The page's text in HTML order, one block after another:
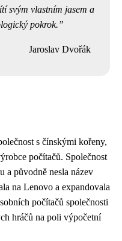
svým vlastním jasem a
pokrok.
Jaroslav Dvořák
s čínskými kořeny,
počítačů. Společnost
a původně nesla název
na Lenovo a expandovala
počítačů společnosti
hráčů na poli výpočetní